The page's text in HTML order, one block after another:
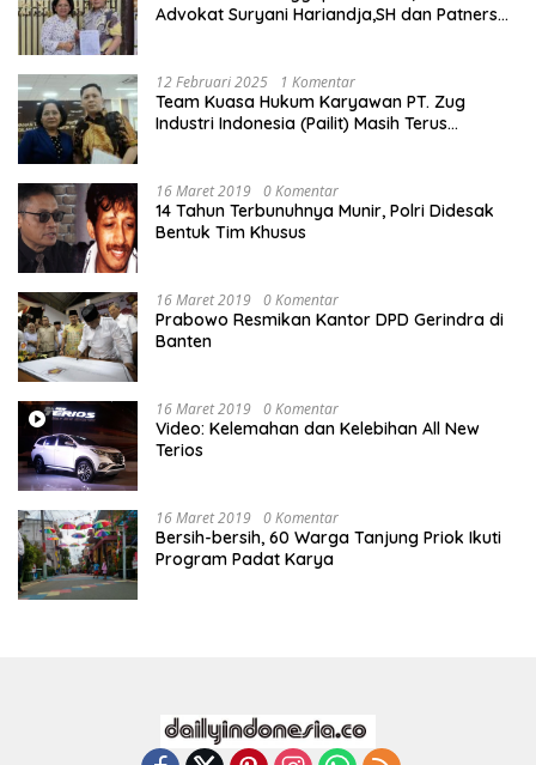
Advokat Suryani Hariandja,SH dan Patners
12 Februari 2025 1 Komentar
Team Kuasa Hukum Karyawan PT. Zug
Industri Indonesia (Pailit) Masih Terus
16 Maret 2019 0 Komentar
14 Tahun Terbunuhnya Munir, Polri Didesak
Bentuk Tim Khusus
16 Maret 2019 0 Komentar
Prabowo Resmikan Kantor DPD Gerindra di
Banten
16 Maret 2019 0 Komentar
Video: Kelemahan dan Kelebihan All New
Terios
16 Maret 2019 0 Komentar
Bersih-bersih, 60 Warga Tanjung Priok Ikuti
Program Padat Karya